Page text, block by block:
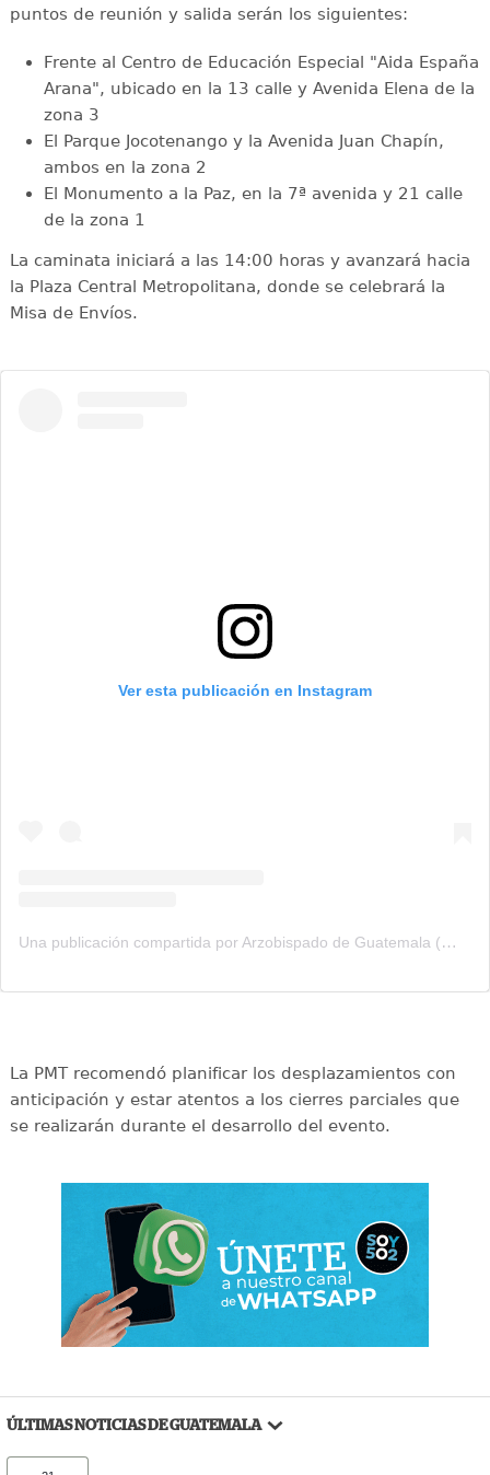
puntos de reunión y salida serán los siguientes:
Frente al Centro de Educación Especial "Aida España
Arana", ubicado en la 13 calle y Avenida Elena de la
zona 3
El Parque Jocotenango y la Avenida Juan Chapín,
ambos en la zona 2
El Monumento a la Paz, en la 7ª avenida y 21 calle
de la zona 1
La caminata iniciará a las 14:00 horas y avanzará hacia
la Plaza Central Metropolitana, donde se celebrará la
Misa de Envíos.
Ver esta publicación en Instagram
Una publicación compartida por Arzobispado de Guatemala (@arzobispadogt)
La PMT recomendó planificar los desplazamientos con
anticipación y estar atentos a los cierres parciales que
se realizarán durante el desarrollo del evento.
ÚLTIMAS NOTICIAS DE GUATEMALA